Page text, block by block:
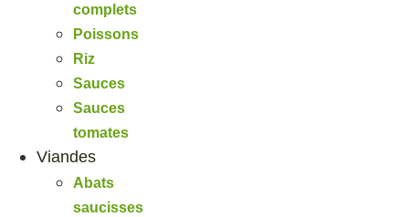
complets
Poissons
Riz
Sauces
Sauces
tomates
Viandes
Abats
saucisses